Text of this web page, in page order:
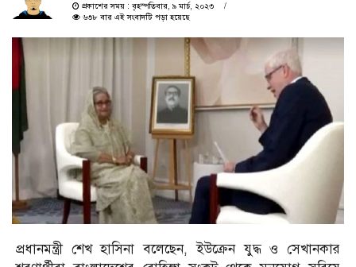
প্রকাশের সময় : বৃহস্পতিবার, ৯ মার্চ, ২০২৩
৬৩৮ বার এই সংবাদটি পড়া হয়েছে
প্রধানমন্ত্রী শেখ হাসিনা বলেছেন, ইউক্রেন যুদ্ধ ও সেখানকার